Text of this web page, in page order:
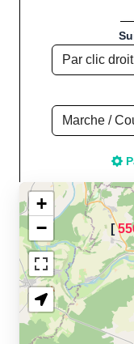
pour
de
(Footing,
[
+
−